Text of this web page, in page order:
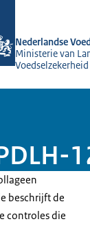
Nederlandse
Ministerie van
beschrijft de
controles die